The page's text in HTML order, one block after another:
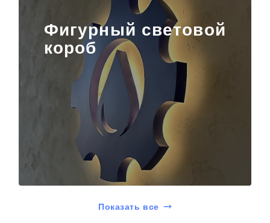
Фигурный световой
короб
Показать все